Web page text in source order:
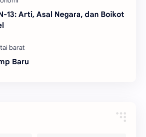
13: Arti, Asal Negara, dan Boikot
Baru